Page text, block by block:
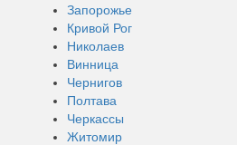
Запорожье
Кривой Рог
Николаев
Винница
Чернигов
Полтава
Черкассы
Житомир